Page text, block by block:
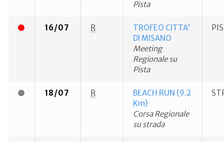
Pista
16/07 R
TROFEO CITTA'
DI MISANO
Meeting
Regionale su
Pista
18/07 R
BEACH RUN (9.2
Km)
Corsa Regionale
su strada